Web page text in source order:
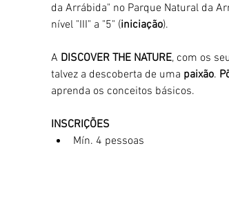
da Arrábida" no Parque Natural da
nível "III" a "5" (iniciação).
A DISCOVER THE NATURE, com os
talvez a descoberta de uma paixão.
aprenda os conceitos básicos.
INSCRIÇÕES
Mín. 4 pessoas